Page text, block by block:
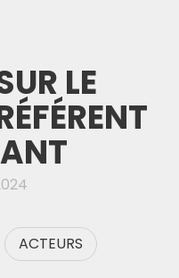
LE
ACTEURS